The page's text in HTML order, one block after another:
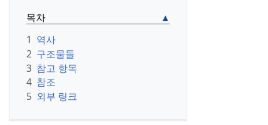
목차
1 역사
2 구조물들
3 참고 항목
4 참조
5 외부 링크